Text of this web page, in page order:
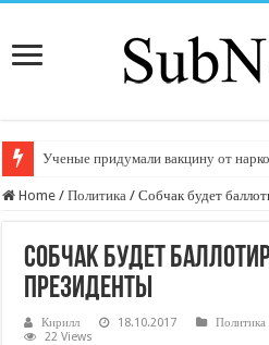
Ученые придумали вакцину от
Home / Политика / Собчак будет
Собчак будет
президенты
Кирилл 18.10.2017 Политика
22 Views